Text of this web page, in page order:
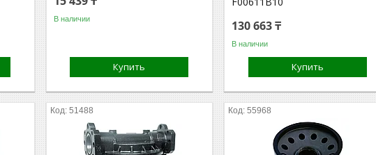
В наличии
Купить
130 663 ₸
В наличии
Купить
51488 55968